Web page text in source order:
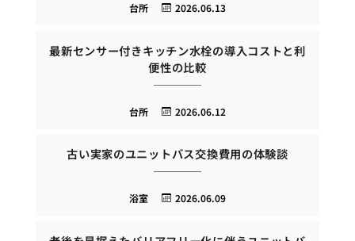
2026.06.13
台所
最新センサー付きキッチン水栓の導入コストと利
便性の比較
2026.06.12
台所
古い実家のユニットバス交換費用の体験談
2026.06.09
浴室